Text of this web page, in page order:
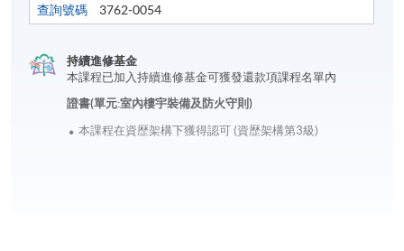
查詢號碼
3762-0054
持續進修基金
本課程已加入持續進修基金可獲發還款項課程名單內
證書(單元:室內樓宇裝備及防火守則)
本課程在資歴架構下獲得認可 (資歴架構第3級)